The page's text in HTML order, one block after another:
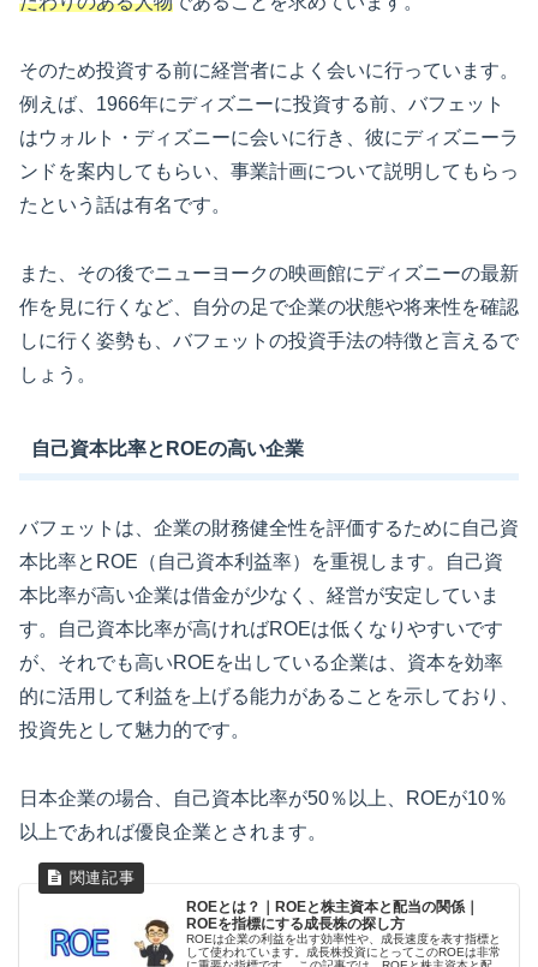
そのため投資する前に経営者によく会いに行っています。
例えば、1966年にディズニーに投資する前、バフェット
はウォルト・ディズニーに会いに行き、彼にディズニーラ
ンドを案内してもらい、事業計画について説明してもらっ
たという話は有名です。
また、その後でニューヨークの映画館にディズニーの最新
作を見に行くなど、自分の足で企業の状態や将来性を確認
しに行く姿勢も、バフェットの投資手法の特徴と言えるで
しょう。
自己資本比率とROEの高い企業
バフェットは、企業の財務健全性を評価するために自己資
本比率とROE（自己資本利益率）を重視します。自己資
本比率が高い企業は借金が少なく、経営が安定していま
す。自己資本比率が高ければROEは低くなりやすいです
が、それでも高いROEを出している企業は、資本を効率
的に活用して利益を上げる能力があることを示しており、
投資先として魅力的です。
日本企業の場合、自己資本比率が50％以上、ROEが10％
以上であれば優良企業とされます。
ROEとは？｜ROEと株主資本と配当の関係｜
ROEを指標にする成長株の探し方
ROEは企業の利益を出す効率性や、成長速度を表す指標と
して使われています。成長株投資にとってこのROEは非常